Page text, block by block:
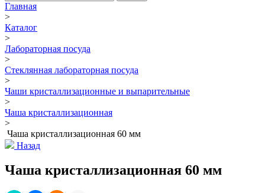
Главная
>
Каталог
>
Лабораторная посуда
>
Стеклянная лабораторная посуда
>
Чаши кристаллизационные и выпарительные
>
Чаша кристаллизационная
>
Чаша кристаллизационная 60 мм
Назад
Чаша кристаллизационная 60 мм